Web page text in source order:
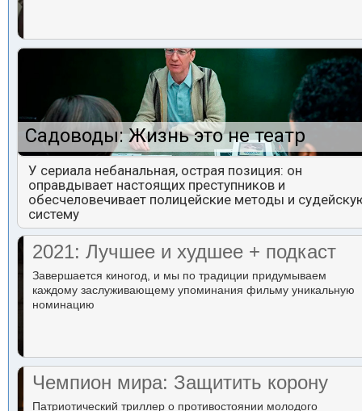
Садоводы: Жизнь это не театр
У сериала небанальная, острая позиция: он
оправдывает настоящих преступников и
обесчеловечивает полицейские методы и
систему
2021: Лучшее и худшее + подкаст
Завершается киногод, и мы по традиции придумываем
каждому заслуживающему упоминания фильму уникальную
номинацию
Чемпион мира: Защитить корону
Патриотический триллер о противостоянии молодого